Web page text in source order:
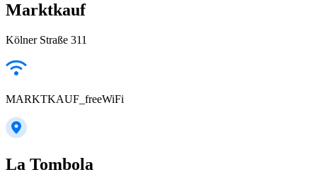
Marktkauf
Kölner Straße 311
MARKTKAUF_freeWiFi
La Tombola